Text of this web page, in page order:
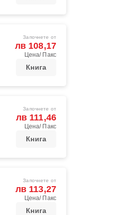
Започнете от
лв 108,17
Цена/ Пакс
Книга
Започнете от
лв 111,46
Цена/ Пакс
Книга
Започнете от
лв 113,27
Цена/ Пакс
Книга